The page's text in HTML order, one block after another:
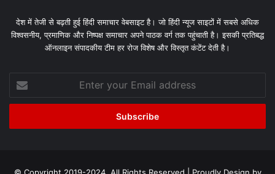
देश में तेजी से बढ़ती हुई हिंदी समाचार वेबसाइट है। जो हिंदी न्यूज साइटों में सबसे अधिक
विश्वसनीय, प्रमाणिक और निष्पक्ष समाचार अपने पाठक वर्ग तक पहुंचाती है। इसकी प्रतिबद्ध
ऑनलाइन संपादकीय टीम हर रोज विशेष और विस्तृत कंटेंट देती है।
your
Email
© Copyright 2019-2024, All Rights Reserved | Proudly Design by